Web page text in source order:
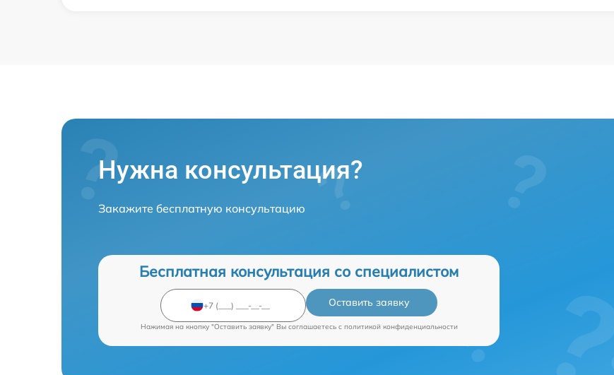
Нужна консультация?
Закажите бесплатную консультацию
Бесплатная консультация со специалистом
Оставить заявку
Нажимая на кнопку "Оставить заявку" Вы соглашаетесь c политикой конфиденциальности